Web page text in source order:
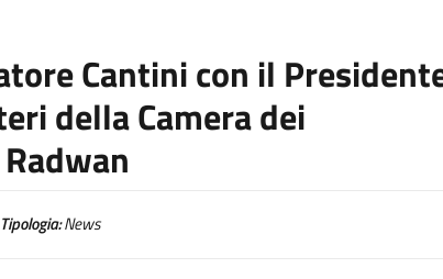
Cantini con il
della Camera dei
Tipologia:News